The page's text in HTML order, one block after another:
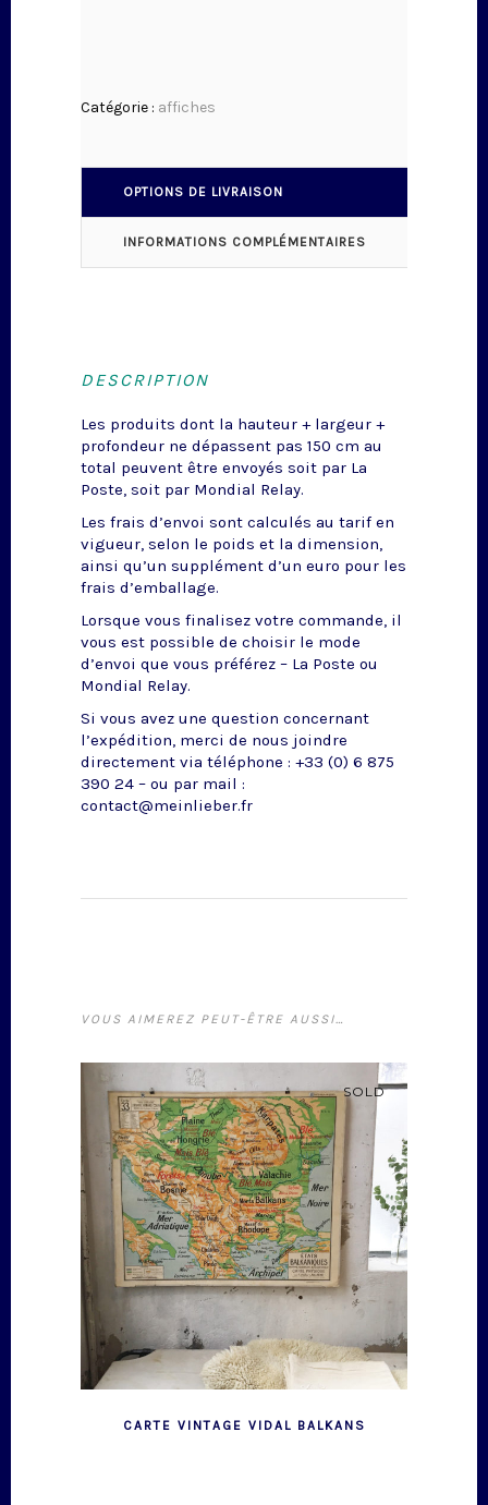
Catégorie : affiches
OPTIONS DE LIVRAISON
INFORMATIONS COMPLÉMENTAIRES
DESCRIPTION
Les produits dont la hauteur + largeur +
profondeur ne dépassent pas 150 cm au
total peuvent être envoyés soit par La
Poste, soit par Mondial Relay.
Les frais d’envoi sont calculés au tarif en
vigueur, selon le poids et la dimension,
ainsi qu’un supplément d’un euro pour les
frais d’emballage.
Lorsque vous finalisez votre commande, il
vous est possible de choisir le mode
d’envoi que vous préférez – La Poste ou
Mondial Relay.
Si vous avez une question concernant
l’expédition, merci de nous joindre
directement via téléphone : +33 (0) 6 875
390 24 – ou par mail :
contact@meinlieber.fr
VOUS AIMEREZ PEUT-ÊTRE AUSSI…
SOLD
CARTE VINTAGE VIDAL BALKANS